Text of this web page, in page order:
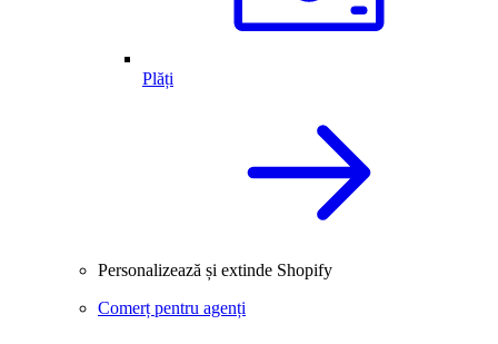
Plăți
Personalizează și extinde Shopify
Comerț pentru agenți